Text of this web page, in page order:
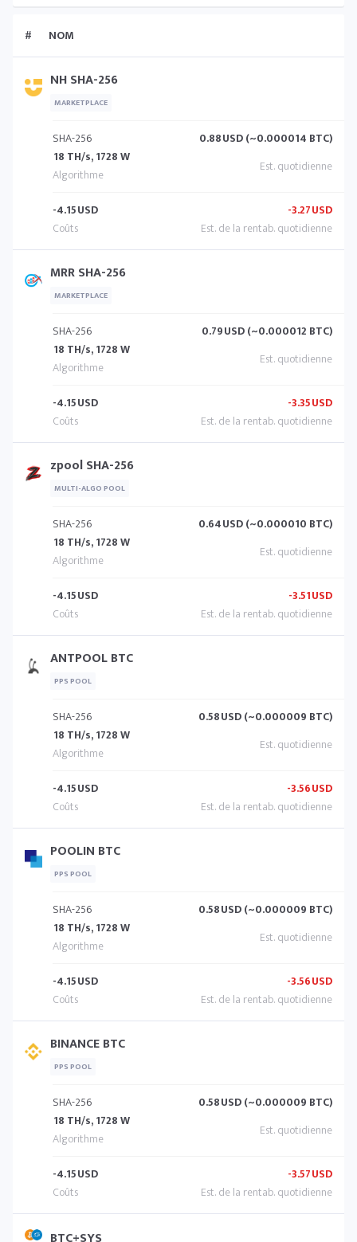
# NOM
NH SHA-256
MARKETPLACE
SHA-256
18 TH/s, 1728 W
0.88USD (~0.000014 BTC)
-4.15USD -3.27USD
MRR SHA-256
MARKETPLACE
SHA-256
18 TH/s, 1728 W
0.79USD (~0.000012 BTC)
-4.15USD -3.35USD
zpool SHA-256
MULTI-ALGO POOL
SHA-256
18 TH/s, 1728 W
0.64USD (~0.000010 BTC)
-4.15USD -3.51USD
ANTPOOL BTC
PPS POOL
SHA-256
18 TH/s, 1728 W
0.58USD (~0.000009 BTC)
-4.15USD -3.56USD
POOLIN BTC
PPS POOL
SHA-256
18 TH/s, 1728 W
0.58USD (~0.000009 BTC)
-4.15USD -3.56USD
BINANCE BTC
PPS POOL
SHA-256
18 TH/s, 1728 W
0.58USD (~0.000009 BTC)
-4.15USD -3.57USD